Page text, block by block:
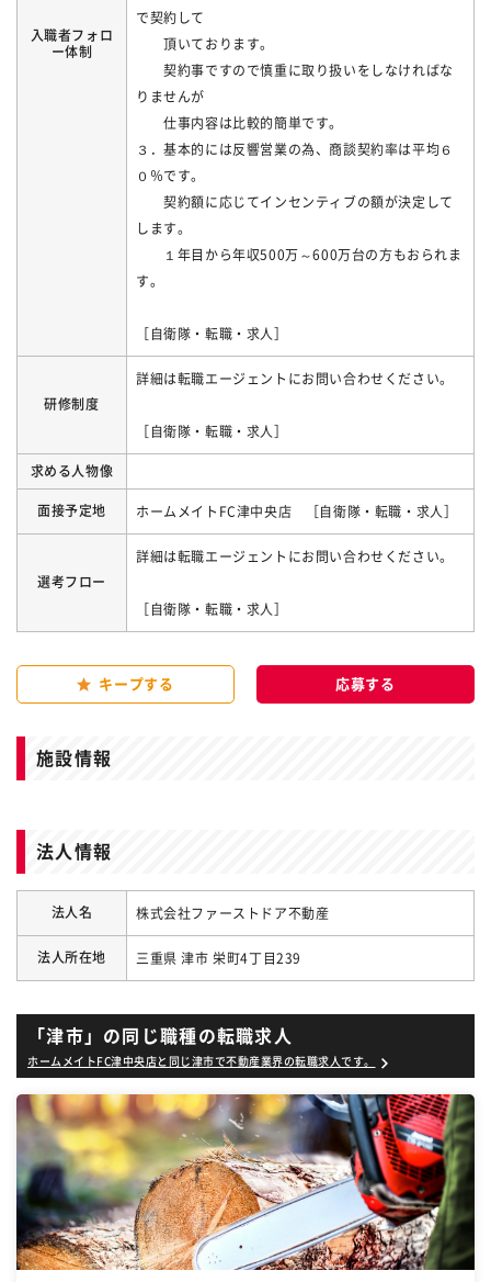
入職者フォロ
ー体制
で契約して
頂いております。
契約事ですので慎重に取り扱いをしなければな
りませんが
仕事内容は比較的簡単です。
３．基本的には反響営業の為、商談契約率は平均６
０％です。
契約額に応じてインセンティブの額が決定して
します。
１年目から年収500万～600万台の方もおられま
す。
［自衛隊・転職・求人］
研修制度
詳細は転職エージェントにお問い合わせください。
［自衛隊・転職・求人］
求める人物像
面接予定地 ホームメイトFC津中央店 ［自衛隊・転職・求人］
選考フロー
詳細は転職エージェントにお問い合わせください。
［自衛隊・転職・求人］
キープする
施設情報
法人情報
法人名 株式会社ファーストドア不動産
法人所在地 三重県 津市 栄町4丁目239
「津市」の同じ職種の転職求人
ホームメイトFC津中央店と同じ津市で不動産業界の転職求人です。